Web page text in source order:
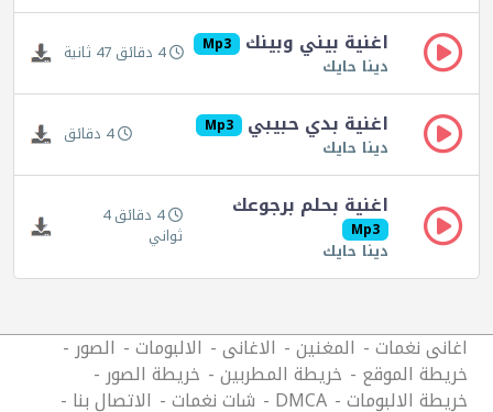
اغنية بيني وبينك Mp3
دينا حايك 4 دقائق 47 ثانية
اغنية بدي حبيبي Mp3
دينا حايك 4 دقائق
اغنية بحلم برجوعك
Mp3
دينا حايك
4 دقائق 4
ثواني
اغانى نغمات المغنين الاغانى الالبومات الصور
خريطة الموقع خريطة المطربين خريطة الصور
خريطة الالبومات DMCA شات نغمات الاتصال بنا